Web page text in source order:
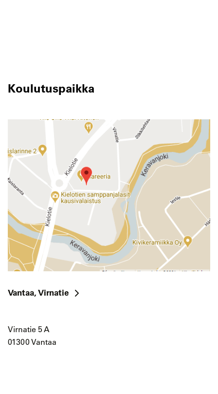
Koulutuspaikka
Vantaa, Virnatie
Virnatie 5 A
01300 Vantaa